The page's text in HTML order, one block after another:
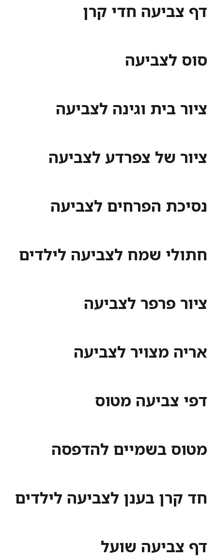
דף צביעה חדי קרן
סוס לצביעה
ציור בית וגינה לצביעה
ציור של צפרדע לצביעה
נסיכת הפרחים לצביעה
חתולי שמח לצביעה לילדים
ציור פרפר לצביעה
אריה מצויר לצביעה
דפי צביעה מטוס
מטוס בשמיים להדפסה
חד קרן בענן לצביעה לילדים
דף צביעה שועל